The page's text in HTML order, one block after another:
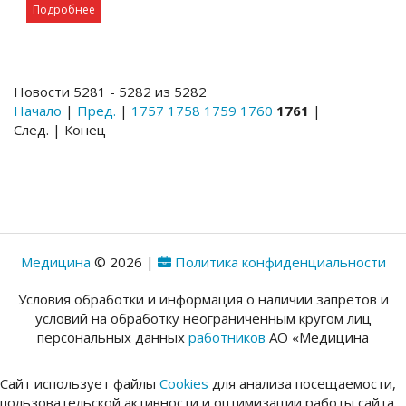
Подробнее
Новости 5281 - 5282 из 5282
Начало | Пред. | 1757 1758 1759 1760 1761 |
След. | Конец
Медицина © 2026 | Политика конфиденциальности
Условия обработки и информация о наличии запретов и
условий на обработку неограниченным кругом лиц
персональных данных работников АО «Медицина
Сайт использует файлы Cookies для анализа посещаемости,
пользовательской активности и оптимизации работы сайта.